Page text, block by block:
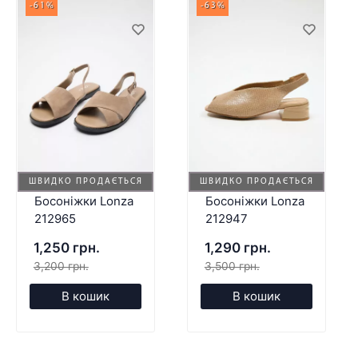
ШВИДКО ПРОДАЄТЬСЯ
-61%
Босоніжки Lonza
212965
1,250 грн.
3,200 грн.
В кошик
ШВИДКО ПРОДАЄТЬСЯ
-63%
Босоніжки Lonza
212947
1,290 грн.
3,500 грн.
В кошик